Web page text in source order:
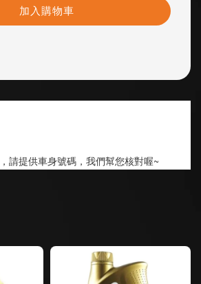
加入購物車
請提供車身號碼，我們幫您核對喔~